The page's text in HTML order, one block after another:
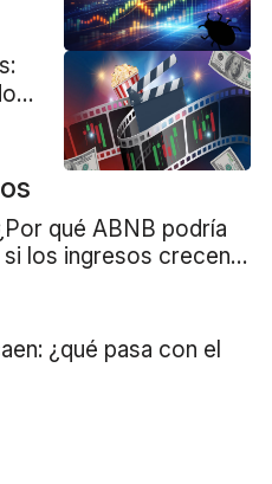
qué ABNB podría
los ingresos crecen
¿qué pasa con el